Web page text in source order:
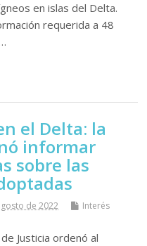
en islas del Delta.
requerida a 48
el Delta: la
informar
sobre las
de 2022
Interés
Justicia ordenó al